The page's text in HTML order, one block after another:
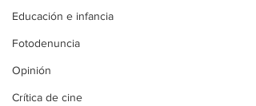
Educación e infancia
Fotodenuncia
Opinión
Crítica de cine